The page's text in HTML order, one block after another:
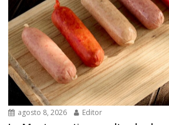
agosto 8, 2026 Editor